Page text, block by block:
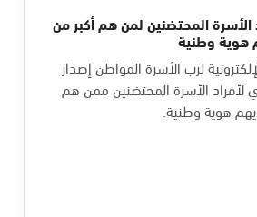
الأسرة المحتضنين لمن هم أكبر من
لرب الأسرة المواطن إصدار
لأفراد الأسرة المحتضنين ممن هم